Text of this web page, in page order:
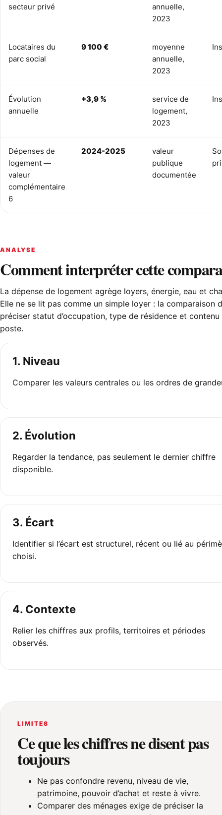
secteur privé
annuelle,
2023
Locataires du
parc social
9 100 €
moyenne
annuelle,
2023
Évolution
annuelle
+3,9 %
service de
logement,
2023
Dépenses de
logement —
valeur
complémentaire
6
2024-2025
valeur
publique
documentée
ANALYSE
Comment interpréter cette
La dépense de logement agrège loyers, énergie, eau et
Elle ne se lit pas comme un simple loyer : la comparaison
préciser statut d’occupation, type de résidence et contenu
poste.
1. Niveau
Comparer les valeurs centrales ou les ordres de
2. Évolution
Regarder la tendance, pas seulement le dernier chiffre
disponible.
3. Écart
Identifier si l’écart est structurel, récent ou lié au
choisi.
4. Contexte
Relier les chiffres aux profils, territoires et périodes
observés.
LIMITES
Ce que les chiffres ne disent pas
toujours
Ne pas confondre revenu, niveau de vie,
patrimoine, pouvoir d’achat et reste à vivre.
Comparer des ménages exige de préciser la